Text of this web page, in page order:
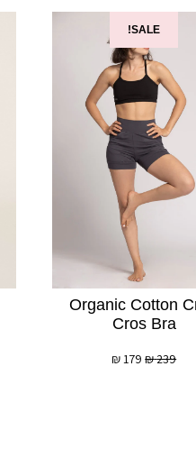
SALE!
Organic Cotton
Cros Bra
239
₪
179
₪